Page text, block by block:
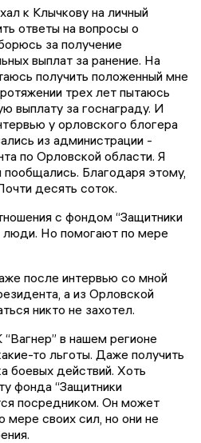
к Клычкову на личный
ответы на вопросы о
за получение
выплат за ранение. На
получить положенный мне
трех лет пытаюсь
выплату за госнаграду. И
у орловского блогера
из администрации -
по Орловской области. Я
Благодаря этому,
десять соток.
с фондом “Защитники
люди. Но помогают по мере
после интервью со мной
а из Орловской
никто не захотел.
в нашем регионе
то льготы. Даже получить
боевых действий. Хоть
фонда “Защитники
посредником. Он может
мере своих сил, но они не